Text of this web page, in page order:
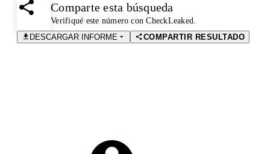
Comparte esta búsqueda
Verifiqué este número con CheckLeaked.
DESCARGAR INFORME
COMPARTIR RESULTADO